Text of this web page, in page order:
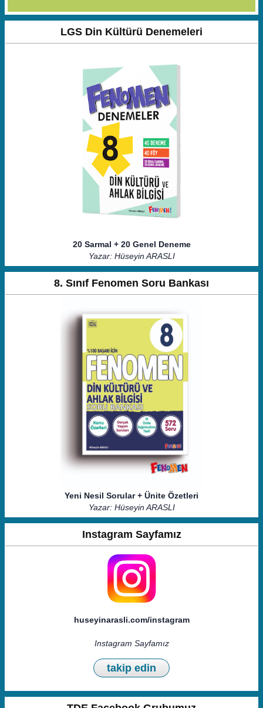
LGS Din Kültürü Denemeleri
20 Sarmal + 20 Genel Deneme
Yazar: Hüseyin ARASLI
8. Sınıf Fenomen Soru Bankası
Yeni Nesil Sorular + Ünite Özetleri
Yazar: Hüseyin ARASLI
Instagram Sayfamız
huseyinarasli.com/instagram
Instagram Sayfamız
takip edin